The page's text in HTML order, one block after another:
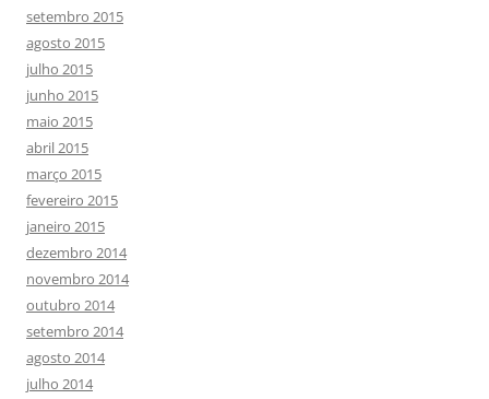
setembro 2015
agosto 2015
julho 2015
junho 2015
maio 2015
abril 2015
março 2015
fevereiro 2015
janeiro 2015
dezembro 2014
novembro 2014
outubro 2014
setembro 2014
agosto 2014
julho 2014